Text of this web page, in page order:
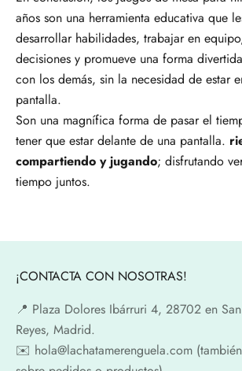
años son una herramienta educativa que
desarrollar habilidades, trabajar en
decisiones y promueve una forma
con los demás, sin la necesidad de estar
pantalla.
Son una magnífica forma de pasar el
tener que estar delante de una pantalla.
compartiendo y jugando; disfrutando
tiempo juntos.
¡CONTACTA CON NOSOTRAS!
📍​ Plaza Dolores Ibárruri 4, 28702 en
Reyes, Madrid.
✉️​ hola@lachatamerenguela.com